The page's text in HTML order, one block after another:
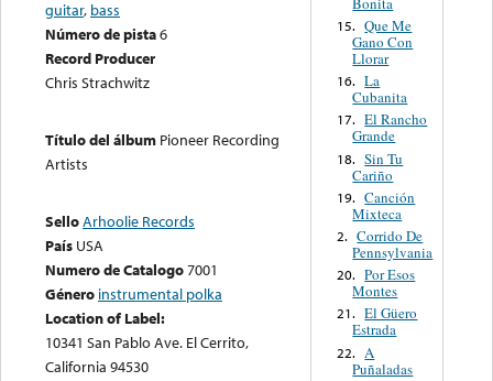
guitar, bass
Número de pista6
Record Producer
Chris Strachwitz
Título del álbum Pioneer Recording
Artists
SelloArhoolie Records
País USA
Numero de Catalogo7001
Género instrumental polka
Location of Label:
10341 San Pablo Ave. El Cerrito,
California 94530
15. Que Me
Gano Con
Llorar
16. La
Cubanita
17. El Rancho
Grande
18. Sin Tu
Cariño
19. Canción
Mixteca
2. Corrido De
Pennsylvania
20. Por Esos
Montes
21. El Güero
Estrada
22. A
Puñaladas